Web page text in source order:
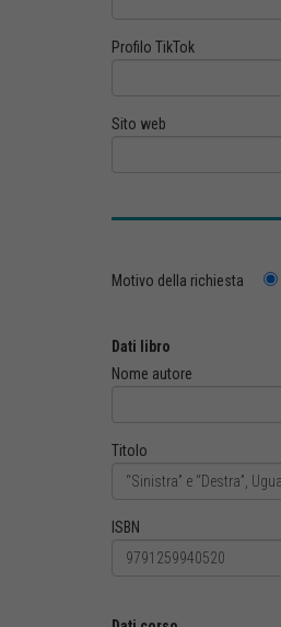
Profilo TikTok
Sito web
Motivo della richiesta
Dati libro
Nome autore
Titolo
ISBN